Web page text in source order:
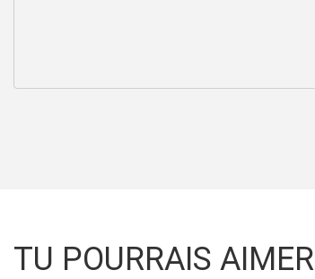
TU POURRAIS AIMER